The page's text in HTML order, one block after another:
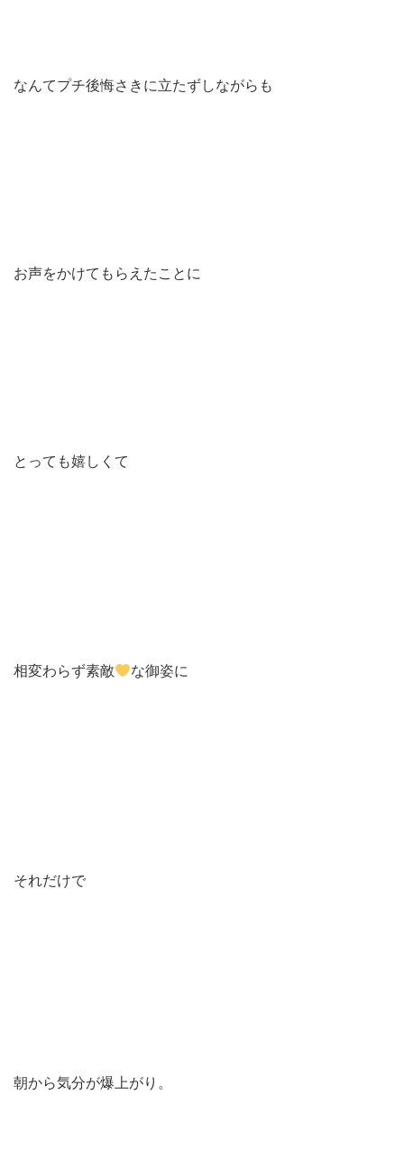
なんてプチ後悔さきに立たずしながらも
お声をかけてもらえたことに
とっても嬉しくて
相変わらず素敵 な御姿に
それだけで
朝から気分が爆上がり。